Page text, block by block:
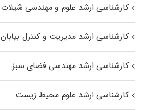
کارشناسی ارشد علوم و مهندسی شیلات
کارشناسی ارشد مدیریت و کنترل بیابان
کارشناسی ارشد مهندسی فضای سبز
کارشناسی ارشد علوم محیط‌ زیست